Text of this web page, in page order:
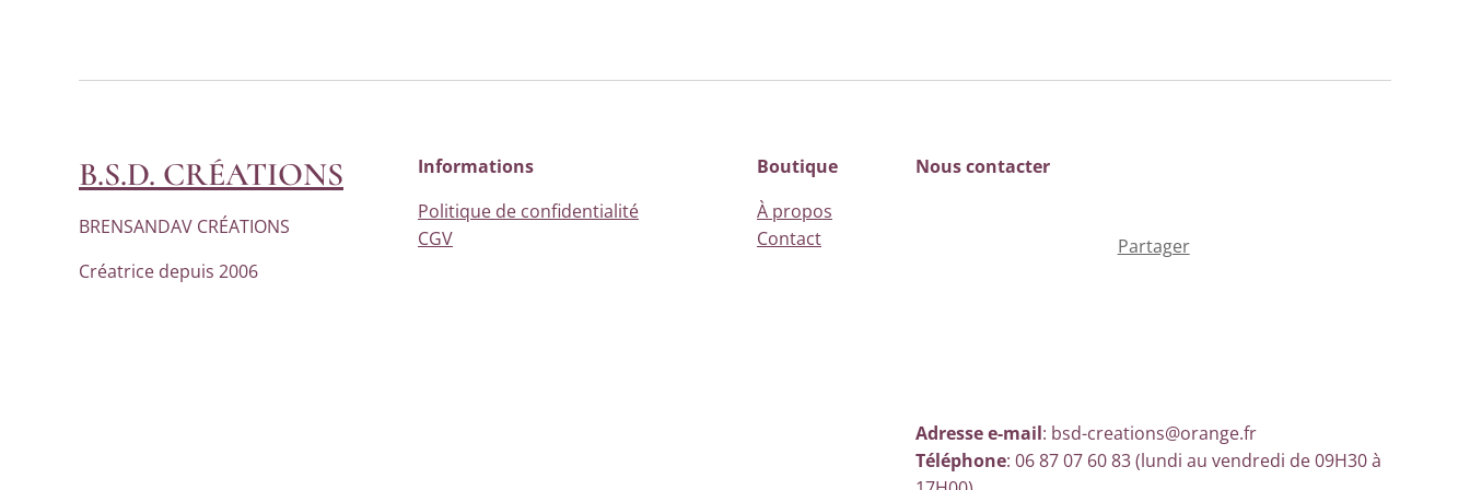
B.S.D. CRÉATIONS
BRENSANDAV CRÉATIONS
Créatrice depuis 2006
Informations
Politique de confidentialité
CGV
Boutique
À propos
Contact
Nous contacter
Partager
Adresse e-mail: bsd-creations@orange.fr
Téléphone: 06 87 07 60 83 (lundi au vendredi de 09H30 à